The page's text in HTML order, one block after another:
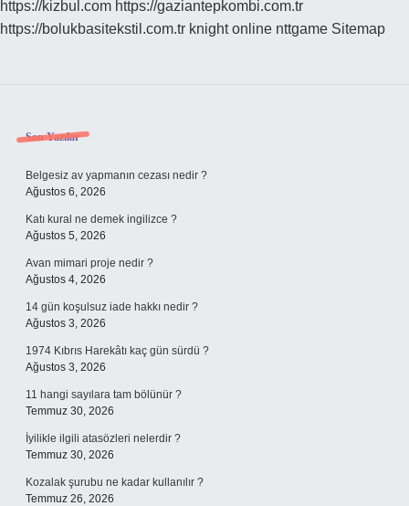
https://kizbul.com https://gaziantepkombi.com.tr
https://bolukbasitekstil.com.tr knight online nttgame Sitemap
Sidebar
Son Yazılar
Belgesiz av yapmanın cezası nedir ?
Ağustos 6, 2026
Katı kural ne demek ingilizce ?
Ağustos 5, 2026
Avan mimari proje nedir ?
Ağustos 4, 2026
14 gün koşulsuz iade hakkı nedir ?
Ağustos 3, 2026
1974 Kıbrıs Harekâtı kaç gün sürdü ?
Ağustos 3, 2026
11 hangi sayılara tam bölünür ?
Temmuz 30, 2026
İyilikle ilgili atasözleri nelerdir ?
Temmuz 30, 2026
Kozalak şurubu ne kadar kullanılır ?
Temmuz 26, 2026